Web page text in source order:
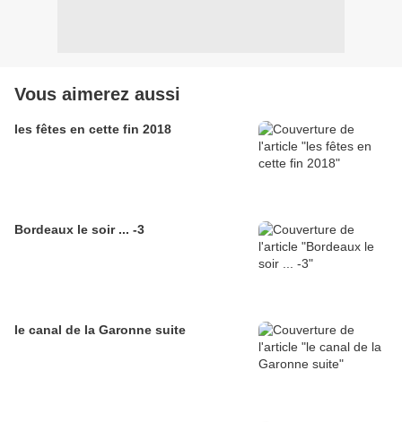
Vous aimerez aussi
les fêtes en cette fin 2018
Bordeaux le soir ... -3
le canal de la Garonne suite